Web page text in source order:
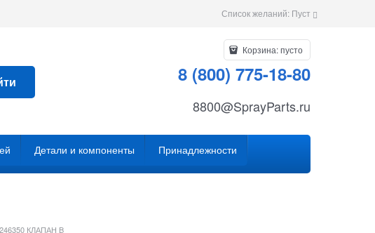
Список желаний: Пуст
Корзина:пусто
8 (800) 775-18-80
8800@SprayParts.ru
Детали и компоненты Принадлежности
246350 КЛАПАН B